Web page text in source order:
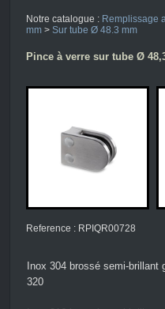
Notre catalogue : Remplissage
mm > Sur tube Ø 48.3 mm
Pince à verre sur tube Ø
Reference : RPIQR00728
Inox 304 brossé semi-brillant
320